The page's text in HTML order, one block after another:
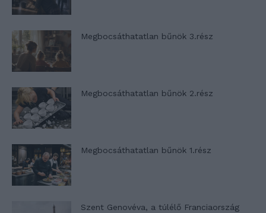
Megbocsáthatatlan bűnök 3.rész
Megbocsáthatatlan bűnök 2.rész
Megbocsáthatatlan bűnök 1.rész
Szent Genovéva, a túlélő Franciaország